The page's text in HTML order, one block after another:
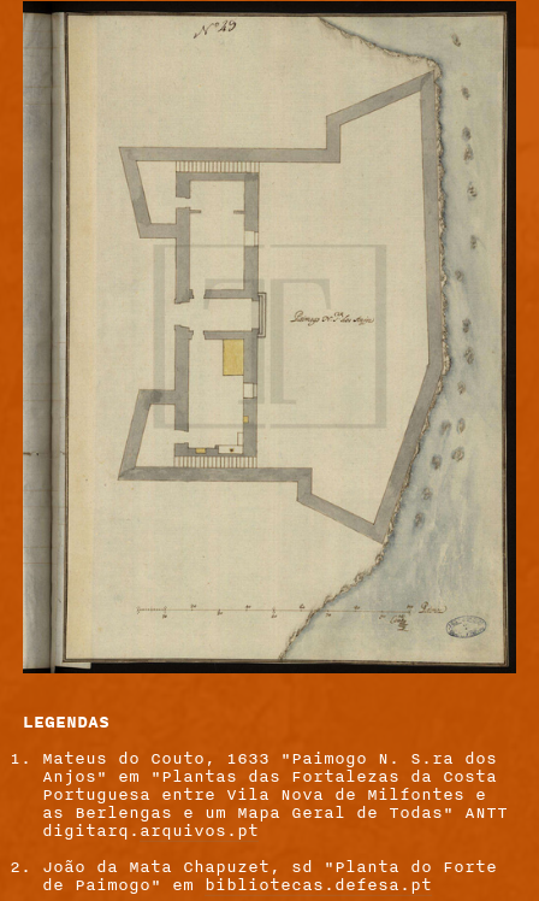
LEGENDAS
Mateus do Couto, 1633 "Paimogo N. S.ra dos
Anjos" em "Plantas das Fortalezas da Costa
Portuguesa entre Vila Nova de Milfontes e
as Berlengas e um Mapa Geral de Todas" ANTT
digitarq. arquivos.pt
João da Mata Chapuzet, sd "Planta do Forte
de Paimogo" em bibliotecas.defesa.pt